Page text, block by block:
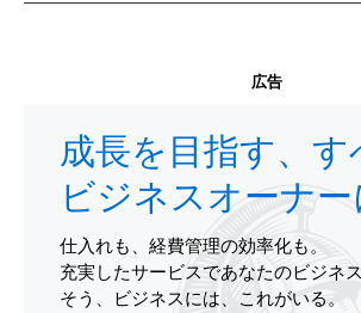
広告
成長を目指す、す
ビジネスオーナー
仕入れも、経費管理の効率化も。
充実したサービスであなたのビジネス
そう、ビジネスには、これがいる。